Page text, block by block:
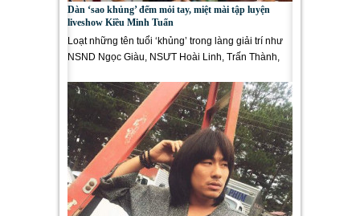
Dàn ‘sao khủng’ đếm mỏi tay, miệt mài tập luyện
liveshow Kiều Minh Tuấn
Loạt những tên tuổi ‘khủng’ trong làng giải trí như
NSND Ngọc Giàu, NSƯT Hoài Linh, Trấn Thành,